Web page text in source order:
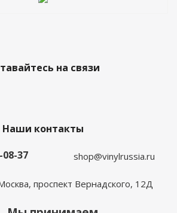
на связи
Наши контакты
08-37
shop@vinylrussia.ru
, проспект Вернадского, 12Д